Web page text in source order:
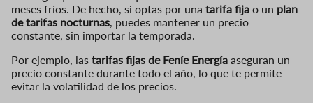
meses fríos. De hecho, si optas por una tarifa fija o un plan
de tarifas nocturnas, puedes mantener un precio
constante, sin importar la temporada.
Por ejemplo, las tarifas fijas de Feníe Energía aseguran un
precio constante durante todo el año, lo que te permite
evitar la volatilidad de los precios.